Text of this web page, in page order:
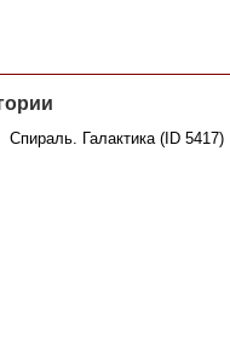
Спираль. Галактика (ID 5417)